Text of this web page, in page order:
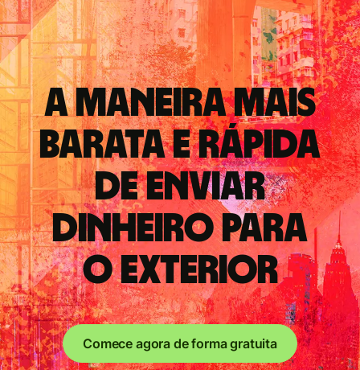
A maneira mais
barata e rápida
de enviar
dinheiro para
o exterior
Comece agora de forma gratuita